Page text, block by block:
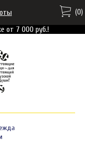
от 7 000 руб.!
(0)